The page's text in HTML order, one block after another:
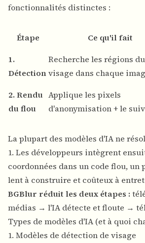
fonctionnalités distinctes :
Étape Ce qu'il fait
1.
Détection
Recherche les régions du
visage dans chaque
2. Rendu
du flou
Applique les pixels
d'anonymisation + le
La plupart des modèles d'IA ne
1. Les développeurs intègrent
coordonnées dans un code flou,
lent à construire et coûteux à
BGBlur réduit les deux étapes :
médias → l'IA détecte et floute →
Types de modèles d'IA (et à quoi
1. Modèles de détection de visage